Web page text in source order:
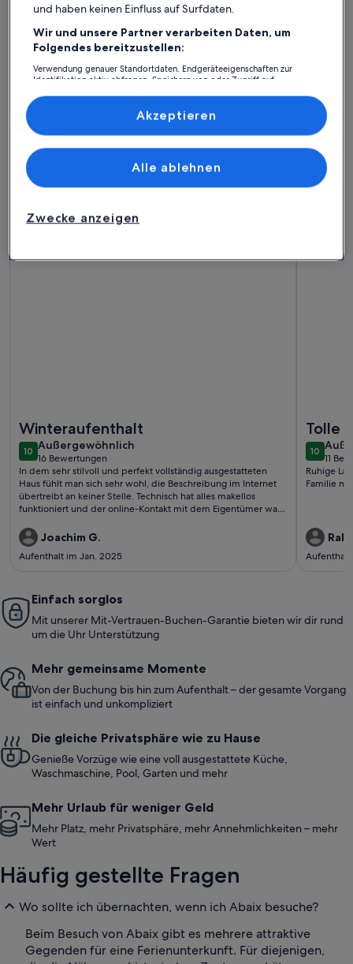
Weitere Infos zu Strandhaus mit eigenem Pool und Garten
Premium-Gastgeber
Strandhaus mit eigenem Pool und
Garten
Platz für 8 Gäste · 4 Schlafzimmer · 3 Badezimmer
9,8
9,8 von 10
Außergewöhnlich
außergewöhnlich
bewertungen)
7,87,8 von
95
(95
Abaix: Ferienunterkünfte mit
Top-Bewertung
Winteraufenthalt
1010 von 10
Außergewöhnlich
außergewöhnlich
16 Bewertungen
(16
bewertungen)
In dem sehr stilvoll und perfekt vollständig ausgestatteten
Haus fühlt man sich sehr wohl, die Beschreibung im Internet
übertreibt an keiner Stelle. Technisch hat alles makellos
funktioniert und der online-Kontakt mit dem Eigentümer war
Joachim G.
Aufenthalt im Jan. 2025
Tolle
1010 von
11
(11
Ruhige Lage, kleine Finca mit großen schönem
Ralf
Einfach sorglos
Mit unserer Mit-Vertrauen-Buchen-Garantie bieten wir dir rund
um die Uhr Unterstützung
Mehr gemeinsame Momente
Von der Buchung bis hin zum Aufenthalt – der gesamte Vorgang
ist einfach und unkompliziert
Die gleiche Privatsphäre wie zu Hause
Genieße Vorzüge wie eine voll ausgestattete Küche,
Waschmaschine, Pool, Garten und mehr
Mehr Urlaub für weniger Geld
Mehr Platz, mehr Privatsphäre, mehr Annehmlichkeiten – mehr
Wert
Häufig gestellte Fragen
Wo sollte ich übernachten, wenn ich Abaix besuche?
Beim Besuch von Abaix gibt es mehrere attraktive
Gegenden für eine Ferienunterkunft. Für diejenigen,
und haben keinen Einfluss auf Surfdaten.
Wir und unsere Partner verarbeiten Daten, um
Folgendes bereitzustellen:
Verwendung genauer Standortdaten. Endgeräteeigenschaften zur
Identifikation aktiv abfragen. Speichern von oder Zugriff auf
Inhalte, Messung von Werbeleistung und der Performance von Inhalten,
Zielgruppenforschung sowie Entwicklung und Verbesserung von
Liste der Partner (Lieferanten)
Zwecke anzeigen
Alle ablehnen
Akzeptieren